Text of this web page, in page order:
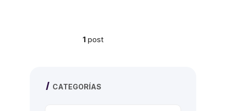
1 post
CATEGORÍAS